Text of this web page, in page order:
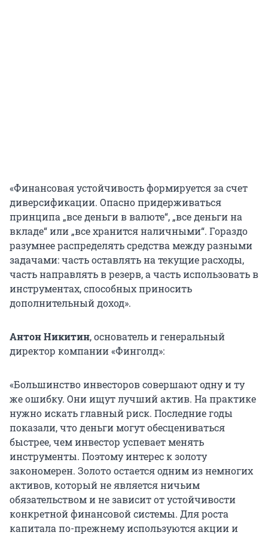
«Финансовая устойчивость формируется за счет
диверсификации. Опасно придерживаться
принципа „все деньги в валюте“, „все деньги на
вкладе“ или „все хранится наличными“. Гораздо
разумнее распределять средства между разными
задачами: часть оставлять на текущие расходы,
часть направлять в резерв, а часть использовать в
инструментах, способных приносить
дополнительный доход».
Антон Никитин, основатель и генеральный
директор компании «Финголд»:
«Большинство инвесторов совершают одну и ту
же ошибку. Они ищут лучший актив. На практике
нужно искать главный риск. Последние годы
показали, что деньги могут обесцениваться
быстрее, чем инвестор успевает менять
инструменты. Поэтому интерес к золоту
закономерен. Золото остается одним из немногих
активов, который не является ничьим
обязательством и не зависит от устойчивости
конкретной финансовой системы. Для роста
капитала по-прежнему используются акции и